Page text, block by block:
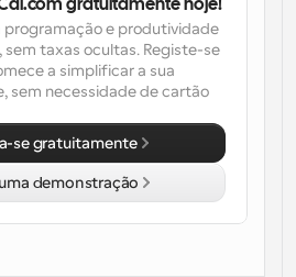
gratuitamente hoje!
programação e produtividade
sem taxas ocultas. Registe-se
a simplificar a sua
sem necessidade de cartão
se gratuitamente
demonstração